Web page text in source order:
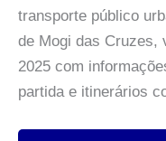
transporte público
de Mogi das Cruzes,
2025 com
partida e itinerários